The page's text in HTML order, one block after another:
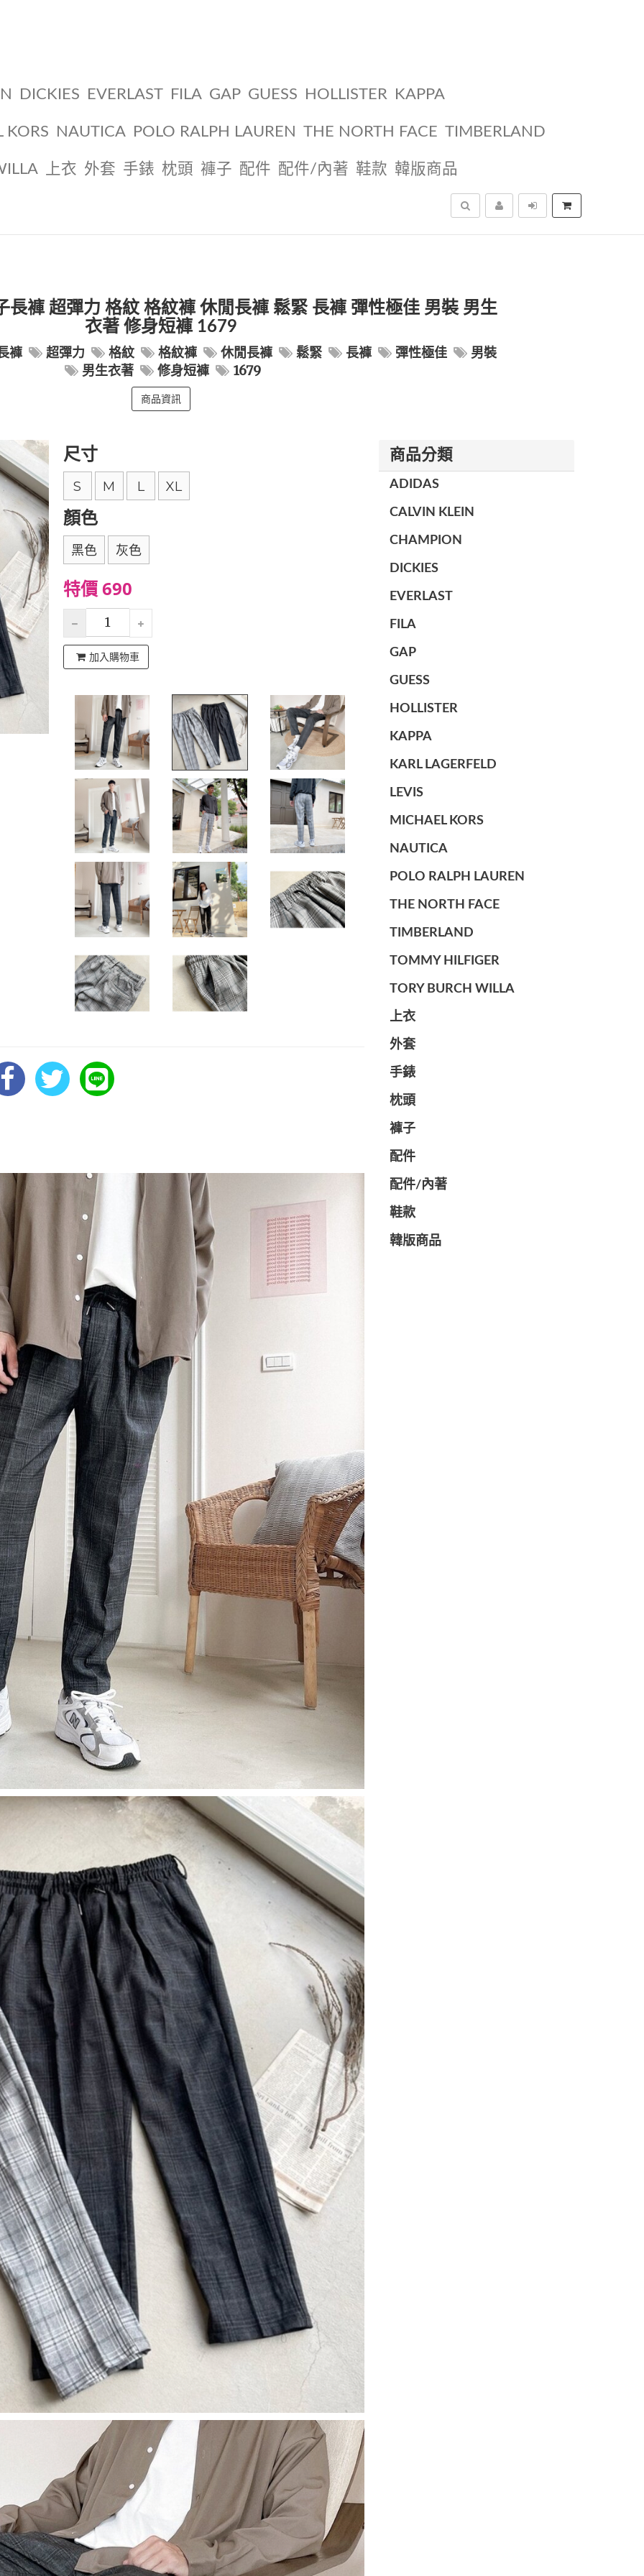
DICKIES EVERLAST FILA GAP GUESS HOLLISTER KAPPA
KORS NAUTICA POLO RALPH LAUREN THE NORTH FACE TIMBERLAND
上衣 外套 手錶 枕頭 褲子 配件 配件/內著 鞋款 韓版商品
搜尋
長褲 超彈力 格紋 格紋褲 休閒長褲 鬆緊 長褲 彈性極佳 男裝 男生
衣著 修身短褲 1679
褲 超彈力 格紋 格紋褲 休閒長褲 鬆緊 長褲 彈性極佳
男裝
男生衣著
修身短褲 1679
商品資訊
尺寸
S M L XL
顏色
黑色 灰色
特價 690
加入購物車
商品分類
ADIDAS
CALVIN KLEIN
CHAMPION
DICKIES
EVERLAST
FILA
GAP
GUESS
HOLLISTER
KAPPA
KARL LAGERFELD
LEVIS
MICHAEL KORS
NAUTICA
POLO RALPH LAUREN
THE NORTH FACE
TIMBERLAND
TOMMY HILFIGER
TORY BURCH WILLA
上衣
外套
手錶
枕頭
褲子
配件
配件/內著
鞋款
韓版商品